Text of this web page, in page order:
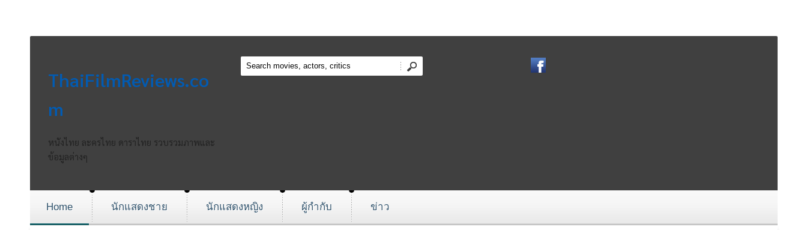
ThaiFilmReviews.co
m
หนังไทย ละครไทย ดาราไทย รวบรวมภาพและ
ข้อมูลต่างๆ
Home นักแสดงชาย นักแสดงหญิง ผู้กำกับ ข่าว